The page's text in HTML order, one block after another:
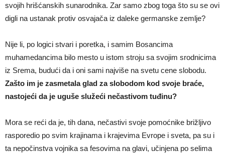
svojih hrišćanskih sunarodnika. Zar samo zbog toga što su se ovi
digli na ustanak protiv osvajača iz daleke germanske zemlje?
Nije li, po logici stvari i poretka, i samim Bosancima
muhamedancima bilo mesto u istom stroju sa svojim srodnicima
iz Srema, budući da i oni sami najviše na svetu cene slobodu.
Zašto im je zasmetala glad za slobodom kod svoje braće,
nastojeći da je uguše služeći nečastivom tuđinu?
Mora se reći da je, tih dana, nečastivi svoje pomoćnike brižljivo
rasporedio po svim krajinama i krajevima Evrope i sveta, pa su i
ta nepočinstva vojnika sa fesovima na glavi, učinjena po selima